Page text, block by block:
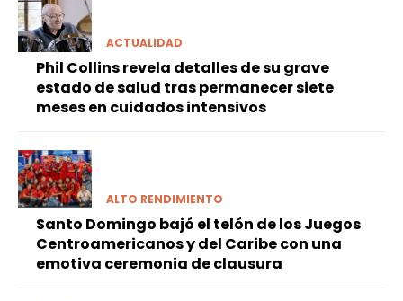
ACTUALIDAD
Phil Collins revela detalles de su grave
estado de salud tras permanecer siete
meses en cuidados intensivos
ALTO RENDIMIENTO
Santo Domingo bajó el telón de los Juegos
Centroamericanos y del Caribe con una
emotiva ceremonia de clausura